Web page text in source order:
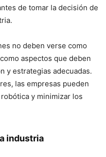
de tomar la decisión de
no deben verse como
aspectos que deben
y estrategias adecuadas.
las empresas pueden
y minimizar los
industria